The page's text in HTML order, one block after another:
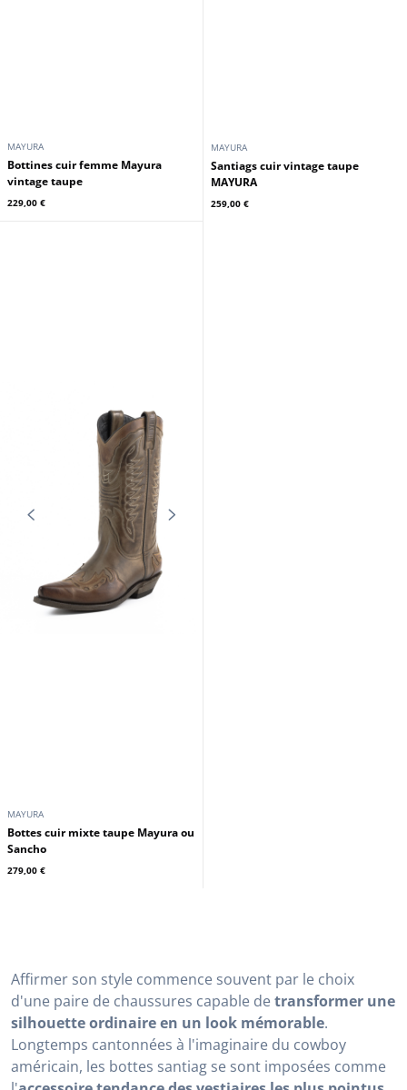
Affirmer son style commence souvent par le choix
d'une paire de chaussures capable detransformer une
silhouette ordinaire en un look mémorable.
Longtemps cantonnées à l'imaginaire du cowboy
américain, les bottes santiag se sont imposées comme
MAYURA
Bottines cuir femme Mayura
vintage taupe
229,00 €
MAYURA
Santiags cuir vintage taupe
MAYURA
259,00 €
MAYURA
Bottes cuir mixte taupe Mayura ou
Sancho
279,00 €